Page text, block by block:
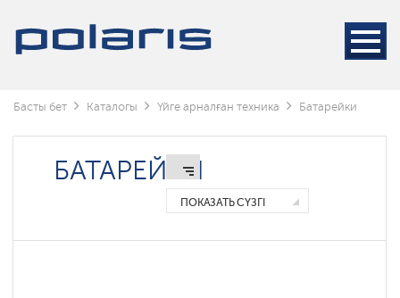
Басты бет Каталогы Үйге арналған техника Батарейки
БАТАРЕЙКИ
ПОКАЗАТЬ СҮЗГІ